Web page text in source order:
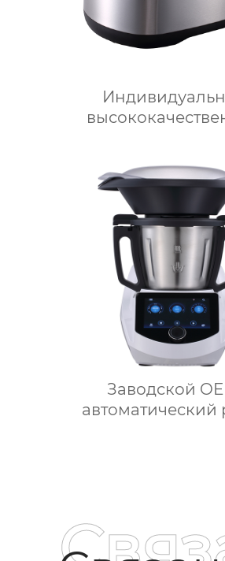
робот для
пищи, кухонный
блендер,
Заводской
автоматический
кухне месье